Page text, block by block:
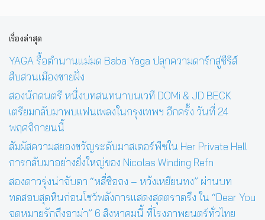
เรื่องล่าสุด
YAGA รื้อตำนานแม่มด Baba Yaga ปลุกความดาร์กสู่ซีรีส์
สืบสวนเมืองชายฝั่ง
สองนักดนตรี หนึ่งบทสนทนาบนเวที DOMi & JD BECK
เตรียมกลับมาพบแฟนเพลงในกรุงเทพฯ อีกครั้ง วันที่ 24
พฤศจิกายนนี้
สัมผัสความสยองขวัญระดับมาสเตอร์พีซใน Her Private Hell
การกลับมาอย่างยิ่งใหญ่ของ Nicolas Winding Refn
สองดาวรุ่งน่าจับตา “หลี่ซือถง – หวังเหยียนทง” ผ่านบท
ทดสอบสุดหินก่อนโชว์พลังการแสดงสุดตราตรึง ใน “Dear You
จดหมายรักถึงอาม่า” 6 สิงหาคมนี้ ที่โรงภาพยนตร์ทั่วไทย